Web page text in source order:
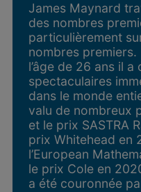
James Maynard
des nombres
particulièrement
nombres
l’âge de 26 ans il
spectaculaires
dans le monde
valu de nombreux
et le prix SASTRA
prix Whitehead en
l’European
le prix Cole en
a été couronnée